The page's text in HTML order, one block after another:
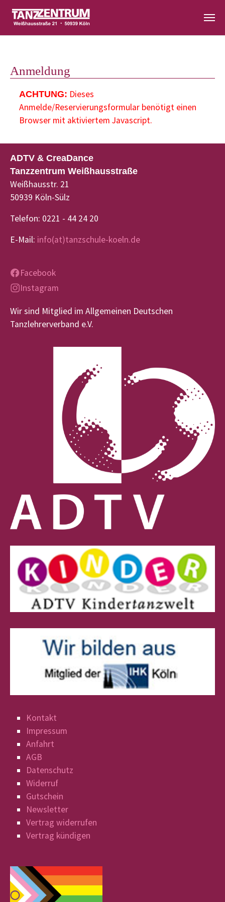
Anmeldung
ACHTUNG: Dieses
Anmelde/Reservierungsformular benötigt einen
Browser mit aktiviertem Javascript.
ADTV & CreaDance
Tanzzentrum Weißhausstraße
Weißhausstr. 21
50939 Köln-Sülz
Telefon: 0221 - 44 24 20
E-Mail: info(at)tanzschule-koeln.de
Facebook
Instagram
Wir sind Mitglied im Allgemeinen Deutschen
Tanzlehrerverband e.V.
Kontakt
Impressum
Anfahrt
AGB
Datenschutz
Widerruf
Gutschein
Newsletter
Vertrag widerrufen
Vertrag kündigen